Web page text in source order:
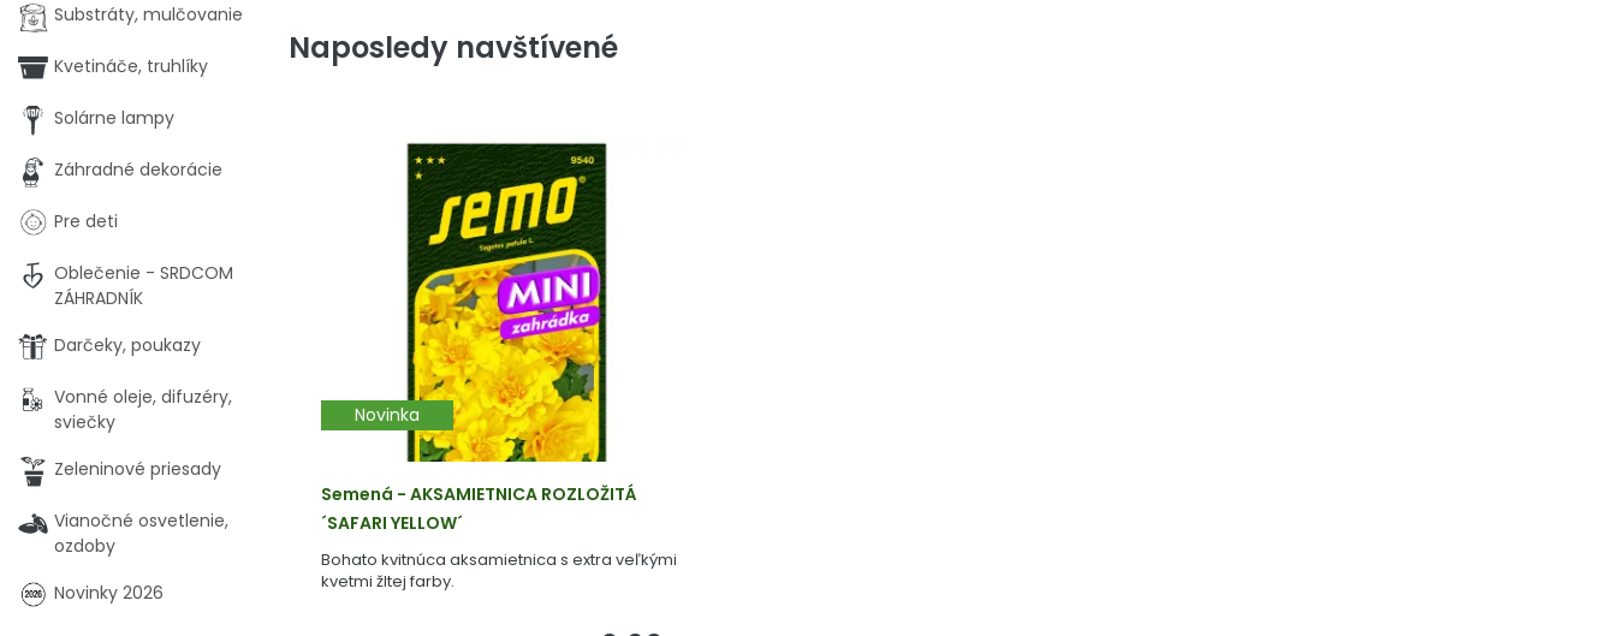
Naposledy navštívené
Novinka
Semená - AKSAMIETNICA ROZLOŽITÁ
´SAFARI YELLOW´
Bohato kvitnúca aksamietnica s extra veľkými
kvetmi žltej farby.
Substráty, mulčovanie
Kvetináče, truhlíky
Solárne lampy
Záhradné dekorácie
Pre deti
Oblečenie - SRDCOM
ZÁHRADNÍK
Darčeky, poukazy
Vonné oleje, difuzéry,
sviečky
Zeleninové priesady
Vianočné osvetlenie,
ozdoby
Novinky 2026